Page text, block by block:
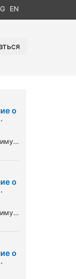
EN
о
о
о